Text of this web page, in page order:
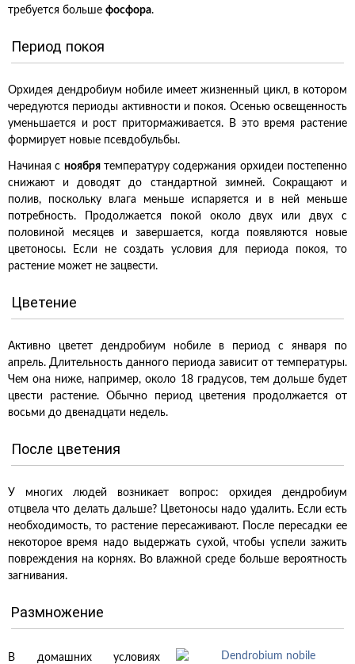
требуется больше фосфора.
Период покоя
Орхидея дендробиум нобиле имеет жизненный цикл, в котором
чередуются периоды активности и покоя. Осенью освещенность
уменьшается и рост притормаживается. В это время растение
формирует новые псевдобульбы.
Начиная с ноябрятемпературу содержания орхидеи постепенно
снижают и доводят до стандартной зимней. Сокращают и
полив, поскольку влага меньше испаряется и в ней меньше
потребность. Продолжается покой около двух или двух с
половиной месяцев и завершается, когда появляются новые
цветоносы. Если не создать условия для периода покоя, то
растение может не зацвести.
Цветение
Активно цветет дендробиум нобиле в период с января по
апрель. Длительность данного периода зависит от температуры.
Чем она ниже, например, около 18 градусов, тем дольше будет
цвести растение. Обычно период цветения продолжается от
восьми до двенадцати недель.
После цветения
У многих людей возникает вопрос: орхидея дендробиум
отцвела что делать дальше? Цветоносы надо удалить. Если есть
необходимость, то растение пересаживают. После пересадки ее
некоторое время надо выдержать сухой, чтобы успели зажить
повреждения на корнях. Во влажной среде больше вероятность
загнивания.
Размножение
В домашних условиях